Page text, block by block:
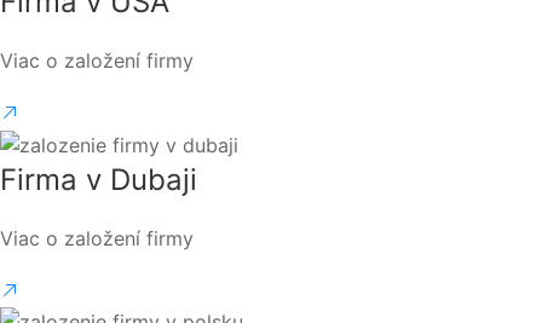
Viac o založení firmy
Firma v Dubaji
Viac o založení firmy